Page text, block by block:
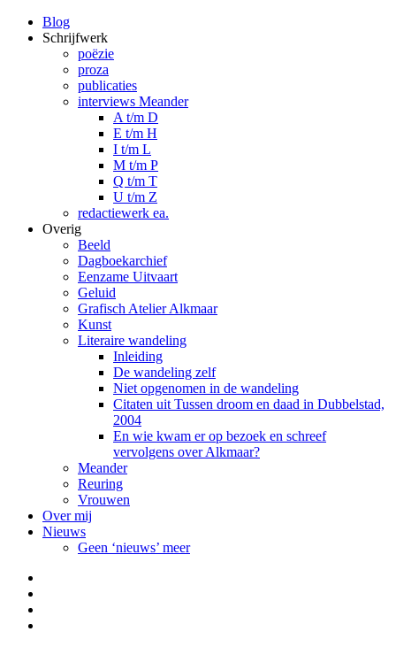
Blog
Schrijfwerk
poëzie
proza
publicaties
interviews Meander
A t/m D
E t/m H
I t/m L
M t/m P
Q t/m T
U t/m Z
redactiewerk ea.
Overig
Beeld
Dagboekarchief
Eenzame Uitvaart
Geluid
Grafisch Atelier Alkmaar
Kunst
Literaire wandeling
Inleiding
De wandeling zelf
Niet opgenomen in de wandeling
Citaten uit Tussen droom en daad in Dubbelstad,
2004
En wie kwam er op bezoek en schreef
vervolgens over Alkmaar?
Meander
Reuring
Vrouwen
Over mij
Nieuws
Geen ‘nieuws’ meer